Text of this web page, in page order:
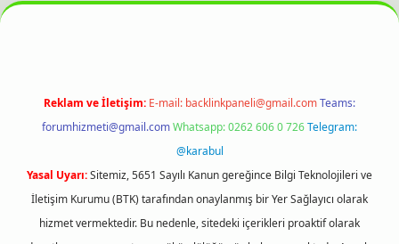
Reklam ve İletişim: E-mail: backlinkpaneli@gmail.comTeams:
forumhizmeti@gmail.comWhatsapp: 0262 606 0 726Telegram:
@karabul
Yasal Uyarı:Sitemiz, 5651 Sayılı Kanun gereğince Bilgi Teknolojileri ve
İletişim Kurumu (BTK) tarafından onaylanmış bir Yer Sağlayıcı olarak
hizmet vermektedir. Bu nedenle, sitedeki içerikleri proaktif olarak